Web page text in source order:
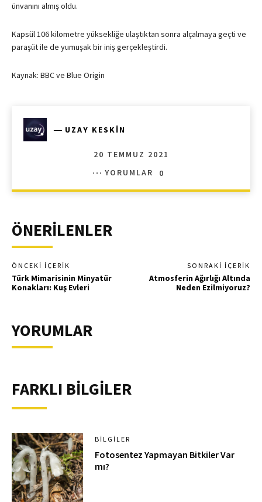
ünvanını almış oldu.
Kapsül 106 kilometre yüksekliğe ulaştıktan sonra alçalmaya geçti ve
paraşüt ile de yumuşak bir iniş gerçekleştirdi.
Kaynak: BBC ve Blue Origin
― UZAY KESKIN
20 TEMMUZ 2021
YORUMLAR
0
ÖNERİLENLER
ÖNCEKI İÇERIK
Türk Mimarisinin Minyatür
Konakları: Kuş Evleri
SONRAKI İÇERIK
Atmosferin Ağırlığı Altında
Neden Ezilmiyoruz?
YORUMLAR
FARKLI BİLGİLER
BILGILER
Fotosentez Yapmayan Bitkiler Var
mı?